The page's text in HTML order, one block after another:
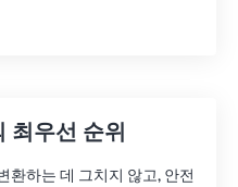
최우선 순위
환하는 데 그치지 않고, 안전